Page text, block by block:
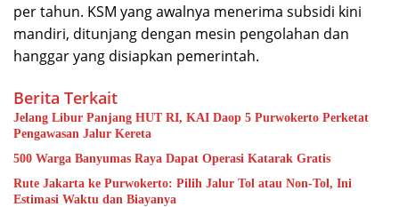
per tahun. KSM yang awalnya menerima subsidi kini
mandiri, ditunjang dengan mesin pengolahan dan
hanggar yang disiapkan pemerintah.
Berita Terkait
Jelang Libur Panjang HUT RI, KAI Daop 5 Purwokerto Perketat
Pengawasan Jalur Kereta
500 Warga Banyumas Raya Dapat Operasi Katarak Gratis
Rute Jakarta ke Purwokerto: Pilih Jalur Tol atau Non-Tol, Ini
Estimasi Waktu dan Biayanya